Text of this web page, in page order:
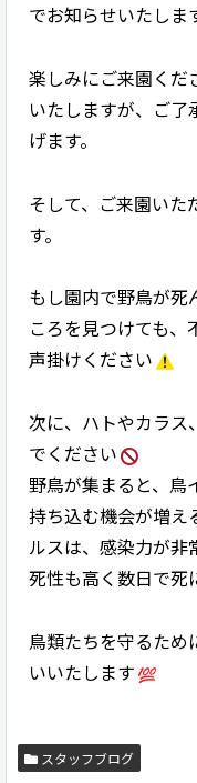
でお知らせいたしま
楽しみにご来園くだ
いたしますが、ご了
げます。
そして、ご来園いた
す。
もし園内で野鳥が死
ころを見つけても、
声掛けください
次に、ハトやカラス
でください
野鳥が集まると、鳥
持ち込む機会が増え
ルスは、感染力が非
死性も高く数日で死
鳥類たちを守るた
いいたします
スタッフブログ